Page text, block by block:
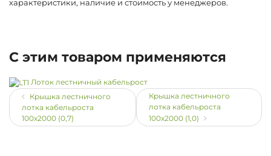
характеристики, наличие и стоимость у менеджеров.
С этим товаром применяются
Лоток лестничный кабельрост
Крышка лестничного
лотка кабельроста
100х2000 (0,7)
Крышка лестничного
лотка кабельроста
100х2000 (1,0)